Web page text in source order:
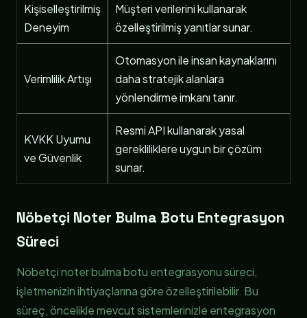
Kişiselleştirilmiş
Deneyim
Müşteri verilerini kullanarak
özelleştirilmiş yanıtlar sunar.
Verimlilik Artışı
Otomasyon ile insan kaynaklarını
daha stratejik alanlara
yönlendirme imkanı tanır.
KVKK Uyumu
ve Güvenlik
Resmi API kullanarak yasal
gerekliliklere uygun bir çözüm
sunar.
Nöbetçi Noter Bulma Botu Entegrasyon
Süreci
Nöbetçi noter bulma botu entegrasyonu süreci,
işletmenizin ihtiyaçlarına göre özelleştirilebilir. Bu
süreç, öncelikle mevcut sistemlerinizle entegrasyon